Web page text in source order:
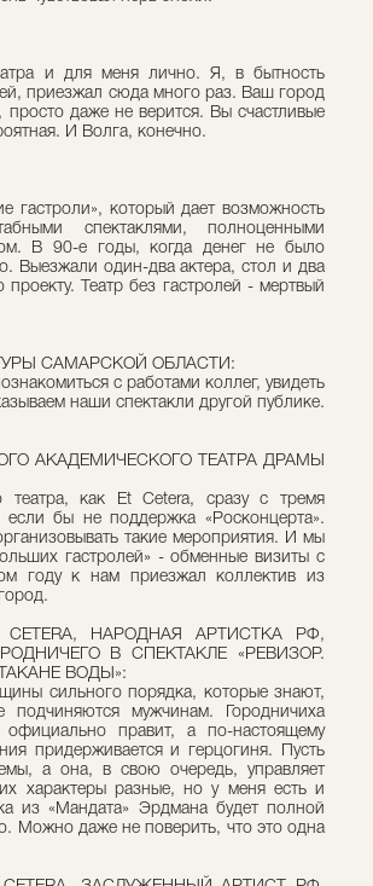
и для меня лично. Я, в бытность
приезжал сюда много раз. Ваш город
даже не верится. Вы счастливые
И Волга, конечно.
гастроли», который дает возможность
спектаклями, полноценными
В 90-е годы, когда денег не было
Выезжали один-два актера, стол и два
Театр без гастролей - мертвый
САМАРСКОЙ ОБЛАСТИ:
с работами коллег, увидеть
наши спектакли другой публике.
АКАДЕМИЧЕСКОГО ТЕАТРА ДРАМЫ
театра, как Et Cetera, сразу с тремя
бы не поддержка «Росконцерта».
такие мероприятия. И мы
гастролей» - обменные визиты с
году к нам приезжал коллектив из
CETERA, НАРОДНАЯ АРТИСТКА РФ,
В СПЕКТАКЛЕ «РЕВИЗОР.
ВОДЫ»:
сильного порядка, которые знают,
мужчинам. Городничиха
правит, а по-настоящему
придерживается и герцогиня. Пусть
а она, в свою очередь, управляет
характеры разные, но у меня есть и
из «Мандата» Эрдмана будет полной
Можно даже не поверить, что это одна